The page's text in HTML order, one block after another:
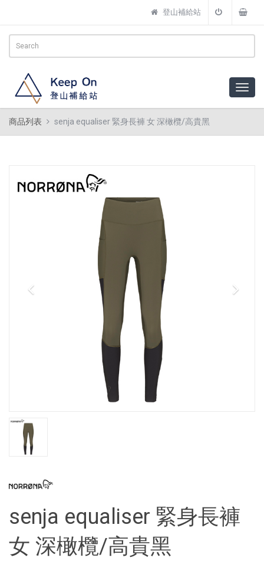
登山補給站
商品列表 senja equaliser 緊身長褲 女 深橄欖/高貴黑
senja equaliser 緊身長褲
女 深橄欖/高貴黑